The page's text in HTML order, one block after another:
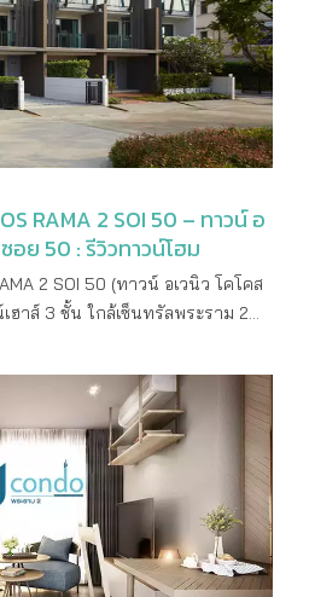
าขนาดใหญ่ สถาบันการศึกษา และ
มารถเอื้อมถึง ทำเลที่ตั้ง
ลักสายหนึ่งที่เชื่อมต่อระหว่าง
ะวันตก-ภาคใต้ เริ่มต้นถนนตรงแยก
สดิ์ ตรงผ่านจังหวัดสมุทรสาคร สิ้น
ชบุรี เป็นถนนกว้างถึง 8 เลน วิ่งกัน
ยสำคัญ 2 สายที่เชื่อมต่อระหว่างใน
ดินทางง่ายขึ้นมาก คือ ทางพิเศษ
งต้นถนนพระราม 2 บริเวณรพ.บาง
เษก วงแหวนรอบนอก
น-ลงประมาณกิโลเมตรที่ 10 จึง
เพราะมีรถประจำทางหลายสาย
ละในอนาคตก็จะมีรถไฟฟ้าสายสีม่วง
รวมทั้งหมด 17 สถานี ซึ่งสถานีที่
คือ สถานีดาวคะนอง จะอยู่ระหว่าง
สดิ์ 14 ใกล้กับแยกพระราม 2 เริ่ม
คาดว่าแล้วเสร็จพร้อมเปิดใช้
หากเสร็จเมื่อไหร่ก็จะยิ่งทำให้
RAMA 2 SOI 50 – ทาวน์ อ
อย 50 : รีวิวทาวน์โฮม
2 SOI 50 (ทาวน์ อเวนิว โคโคส
ฮาส์ 3 ชั้น ใกล้เซ็นทรัลพระราม 2
ขึ้น-ลงทางด่วน พระราม 2 เพียง 3
อย่าง สีลม สาทร พระราม 3 และ
โครงการ
าท เจ้าของโครงการ บริษัท แสน
ครงการ ทาวน์เฮาส์ 3 ชั้น
น 186 หลัง พื้นที่โครงการ 18-1-41
2 ซอย 50 ถนนพระราม 2 แขวง
ญใกล้เคียง
ะราม 2 บิ๊กซี พระราม 2 เดอะมอลล์